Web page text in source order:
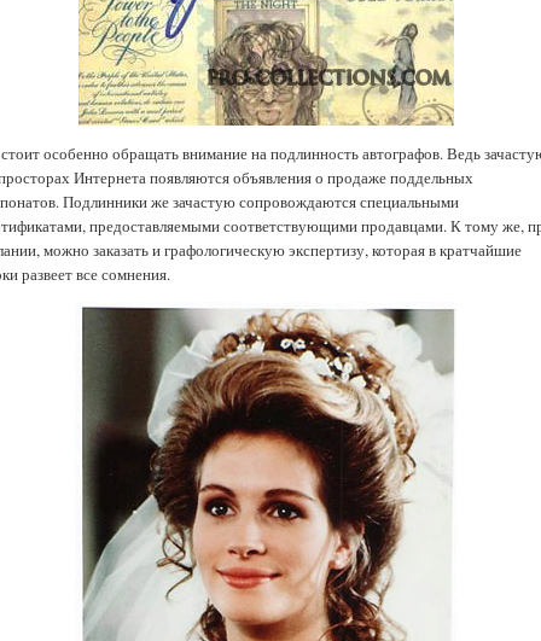
особенно обращать внимание на подлинность автографов. Ведь
Интернета появляются объявления о продаже поддельных
Подлинники же зачастую сопровождаются специальными
предоставляемыми соответствующими продавцами. К тому же,
можно заказать и графологическую экспертизу, которая в кратчайшие
развеет все сомнения.